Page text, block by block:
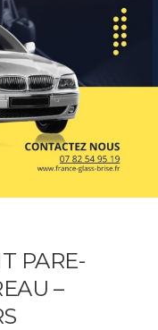
PARE-
–